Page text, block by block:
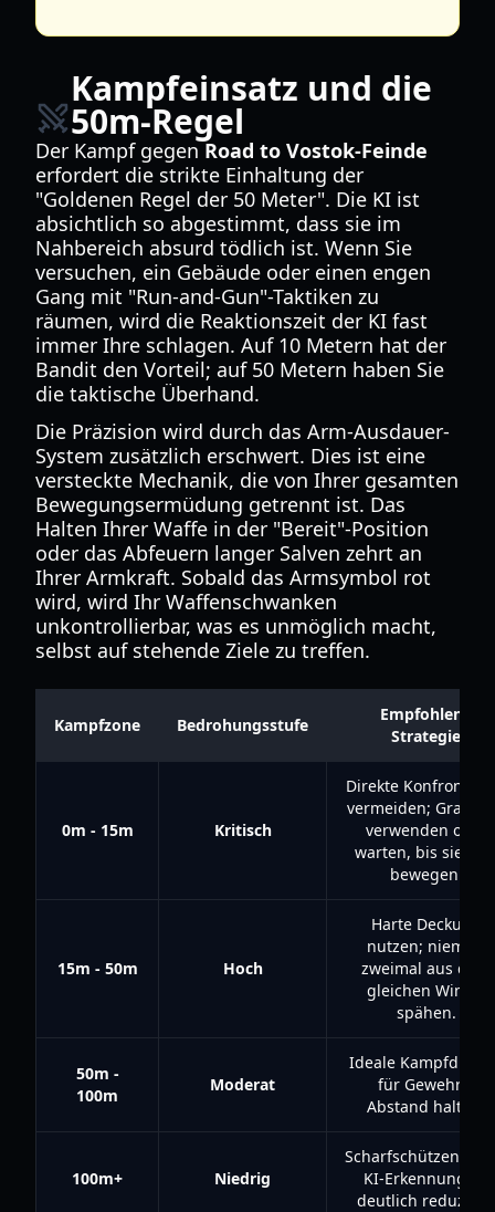
Kampfeinsatz und die
50m-Regel
Der Kampf gegenRoad to Vostok-Feinde
erfordert die strikte Einhaltung der
"Goldenen Regel der 50 Meter". Die KI ist
absichtlich so abgestimmt, dass sie im
Nahbereich absurd tödlich ist. Wenn Sie
versuchen, ein Gebäude oder einen engen
Gang mit "Run-and-Gun"-Taktiken zu
räumen, wird die Reaktionszeit der KI fast
immer Ihre schlagen. Auf 10 Metern hat der
Bandit den Vorteil; auf 50 Metern haben Sie
die taktische Überhand.
Die Präzision wird durch das Arm-Ausdauer-
System zusätzlich erschwert. Dies ist eine
versteckte Mechanik, die von Ihrer gesamten
Bewegungsermüdung getrennt ist. Das
Halten Ihrer Waffe in der "Bereit"-Position
oder das Abfeuern langer Salven zehrt an
Ihrer Armkraft. Sobald das Armsymbol rot
wird, wird Ihr Waffenschwanken
unkontrollierbar, was es unmöglich macht,
selbst auf stehende Ziele zu treffen.
Kampfzone Bedrohungsstufe
Empfohlene
Strategie
0m - 15m Kritisch
Direkte
vermeiden;
verwenden oder
warten, bis sie
bewegen.
15m - 50m Hoch
Harte Deckung
nutzen; niemals
zweimal aus dem
gleichen Winkel
spähen.
50m -
100m
Moderat
Ideale
für Gewehre;
Abstand halten.
100m+ Niedrig
KI-Erkennung ist
deutlich reduziert.